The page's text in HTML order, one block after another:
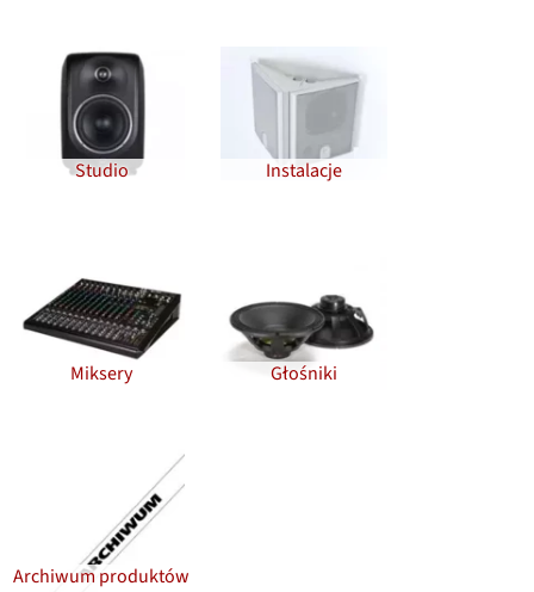
Studio Instalacje
Miksery Głośniki
Archiwum produktów